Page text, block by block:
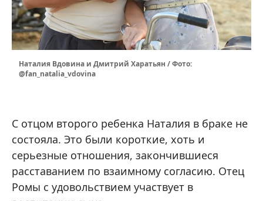
Наталия Вдовина и Дмитрий Харатьян / Фото:
@fan_natalia_vdovina
С отцом второго ребенка Наталия в браке не
состояла. Это были короткие, хоть и
серьезные отношения, закончившиеся
расставанием по взаимному согласию. Отец
Ромы с удовольствием участвует в